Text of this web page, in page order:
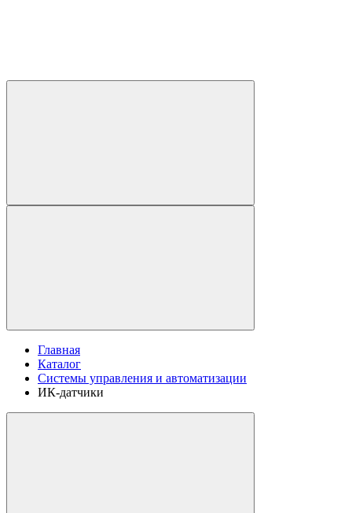
Главная
Каталог
Системы управления и автоматизации
ИК-датчики